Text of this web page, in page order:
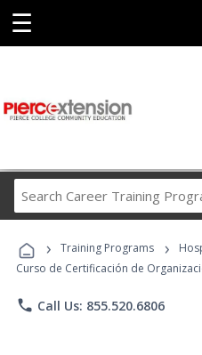
☰
› Training Programs ›
Curso de Certificación de
phone Call Us: 855.520.6806